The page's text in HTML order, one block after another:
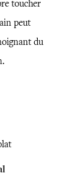
toucher
peut
du